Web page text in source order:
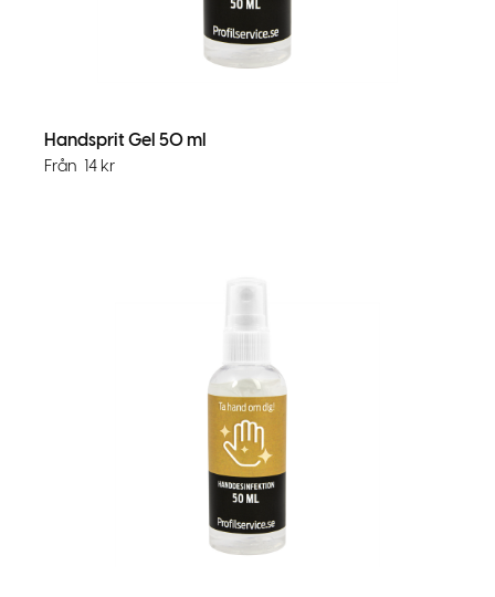
Handsprit Gel 50 ml
Från 14 kr